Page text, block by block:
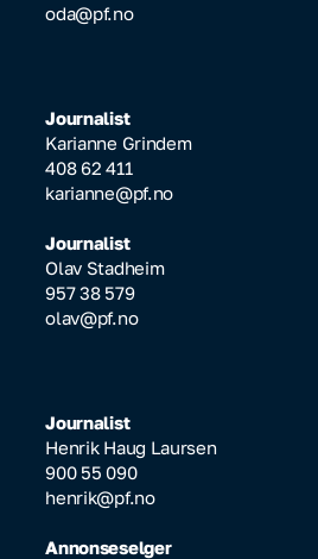
oda@pf.no
Journalist
Karianne Grindem
408 62 411
karianne@pf.no
Journalist
Olav Stadheim
957 38 579
olav@pf.no
Journalist
Henrik Haug Laursen
900 55 090
henrik@pf.no
Annonseselger